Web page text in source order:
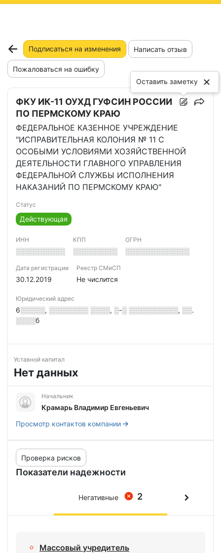
Подписаться на изменения Написать отзыв
Пожаловаться на ошибку
ФКУ ИК-11 ОУХД ГУФСИН РОССИИ
ПО ПЕРМСКОМУ КРАЮ
ФЕДЕРАЛЬНОЕ КАЗЕННОЕ УЧРЕЖДЕНИЕ
"ИСПРАВИТЕЛЬНАЯ КОЛОНИЯ № 11 С
ОСОБЫМИ УСЛОВИЯМИ ХОЗЯЙСТВЕННОЙ
ДЕЯТЕЛЬНОСТИ ГЛАВНОГО УПРАВЛЕНИЯ
ФЕДЕРАЛЬНОЙ СЛУЖБЫ ИСПОЛНЕНИЯ
НАКАЗАНИЙ ПО ПЕРМСКОМУ КРАЮ"
Статус
Действующая
ИНН
░░░░░░░░░░
КПП
░░░░░░░░░
ОГРН
░░░░░░░░░░░░░
Дата регистрации
30.12.2019
Реестр СМиСП
Не числится
Юридический адрес
6░░░░░, ░░░░░░░░ ░░░░, ░-░ ░░░░░░░░░░, ░░.
░░░░б
Уставной капитал
Нет данных
Начальник
Крамарь Владимир Евгеньевич
Просмотр контактов компании
Показатели надежности
Проверка рисков
2
Негативные
Массовый учредитель
Оставить заметку